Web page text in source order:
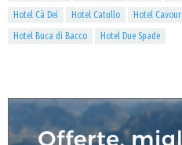
Hotel Cà Dei
Hotel Catullo Hotel Cavour
Hotel Buca di Bacco
Hotel Due Spade